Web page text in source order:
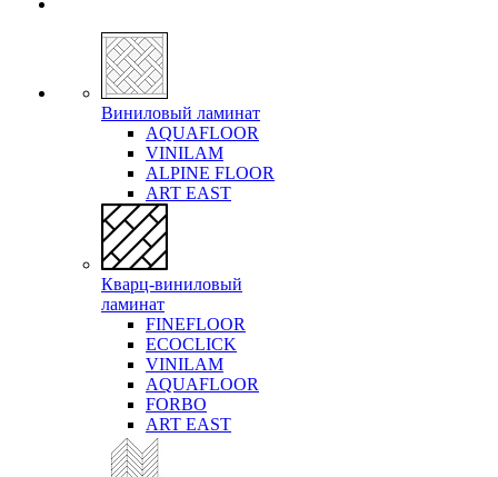
Виниловый ламинат
AQUAFLOOR
VINILAM
ALPINE FLOOR
ART EAST
Кварц-виниловый
ламинат
FINEFLOOR
ECOCLICK
VINILAM
AQUAFLOOR
FORBO
ART EAST